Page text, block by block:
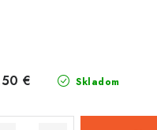
Skladom
€